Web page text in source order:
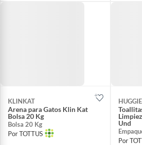
KLINKAT
Arena para Gatos Klin Kat
Bolsa 20 Kg
Bolsa 20 Kg
Por TOTTUS
Und
Por